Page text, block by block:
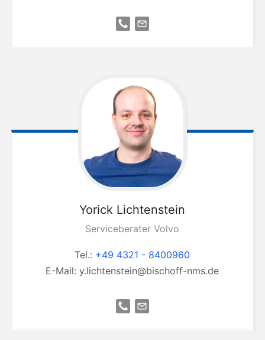
Yorick Lichtenstein
Serviceberater Volvo
Tel.: +49 4321 - 8400960
E-Mail:y.lichtenstein@bischoff-nms.de